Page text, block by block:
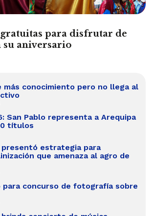
para disfrutar de
su aniversario
más conocimiento pero no llega al
San Pablo representa a Arequipa
títulos
presentó estrategia para
que amenaza al agro de
para concurso de fotografía sobre